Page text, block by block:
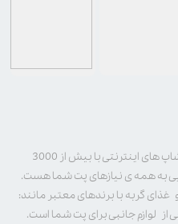
پت استور به عنوان یکی از قدیمی‌ترین پت شاپ های اینترنتی با بیش از 3000
به همه ی نیازهای پت شما هست.
گربه با برندهای معتبر مانند:
از لوازم جانبی برای پت شما است.